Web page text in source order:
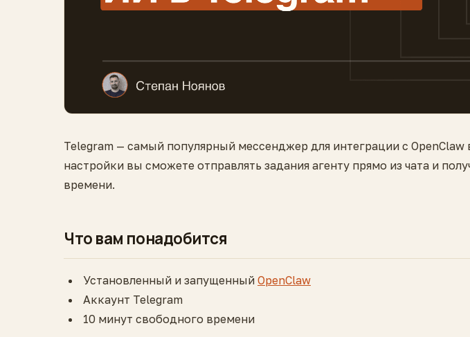
Telegram — самый популярный мессенджер для интеграции с
настройки вы сможете отправлять задания агенту прямо из чата и
времени.
Что вам понадобится
Установленный и запущенный OpenClaw
Аккаунт Telegram
10 минут свободного времени